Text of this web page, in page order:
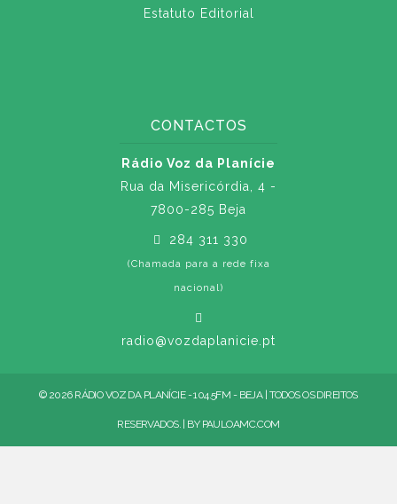
Estatuto Editorial
CONTACTOS
Rádio Voz da Planície
Rua da Misericórdia, 4 -
7800-285 Beja
284 311 330
(Chamada para a rede fixa
nacional)
radio@vozdaplanicie.pt
© 2026 RÁDIO VOZ DA PLANÍCIE - 104.5FM - BEJA | TODOS OS DIREITOS
RESERVADOS. | BY PAULOAMC.COM